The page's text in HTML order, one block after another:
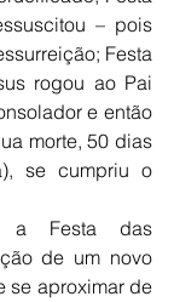
– pois
Festa
rogou ao Pai
e então
morte, 50 dias
se cumpriu o
a Festa das
de um novo
se aproximar de